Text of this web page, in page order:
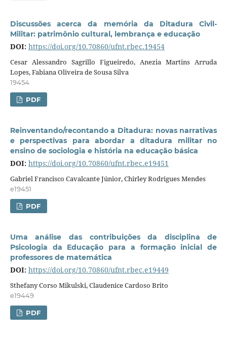
Discussões acerca da memória da Ditadura Civil-
Militar: patrimônio cultural, lembrança e educação
DOI: https://doi.org/10.70860/ufnt.rbec.19454
Cesar Alessandro Sagrillo Figueiredo, Anezia Martins Arruda
Lopes, Fabiana Oliveira de Sousa Silva
19454
PDF
Reinventando/recontando a Ditadura: novas narrativas
e perspectivas para abordar a ditadura militar no
ensino de sociologia e história na educação básica
DOI: https://doi.org/10.70860/ufnt.rbec.e19451
Gabriel Francisco Cavalcante Júnior, Chirley Rodrigues Mendes
e19451
PDF
Uma análise das contribuições da disciplina de
Psicologia da Educação para a formação inicial de
professores de matemática
DOI: https://doi.org/10.70860/ufnt.rbec.e19449
Sthefany Corso Mikulski, Claudenice Cardoso Brito
e19449
PDF